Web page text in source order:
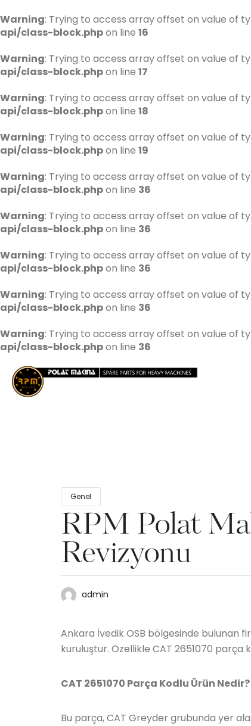
Warning: Trying to access array offset on value of
api/class-block.phpon line 16
Warning: Trying to access array offset on value of
api/class-block.phpon line 17
Warning: Trying to access array offset on value of
api/class-block.phpon line 18
Warning: Trying to access array offset on value of
api/class-block.phpon line 19
Warning: Trying to access array offset on value of
api/class-block.phpon line 36
Warning: Trying to access array offset on value of
api/class-block.phpon line 36
Warning: Trying to access array offset on value of
api/class-block.phpon line 36
Warning: Trying to access array offset on value of
api/class-block.phpon line 36
Warning: Trying to access array offset on value of
api/class-block.phpon line 36
Genel
RPM Polat
Revizyonu
admin
Ankara İvedik OSB bölgesinde bulunan
kuruluştur. Özellikle CAT 2651070
CAT 2651070 Parça Kodlu Ürün Nedir?
Bu parça, CAT Greyder grubunda yer